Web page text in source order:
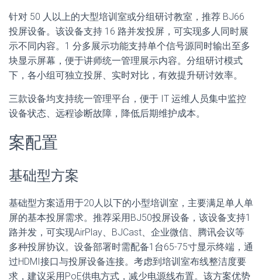
针对 50 人以上的大型培训室或分组研讨教室，推荐 BJ66
投屏设备。该设备支持 16 路并发投屏，可实现多人同时展
示不同内容。1 分多展示功能支持单个信号源同时输出至多
块显示屏幕，便于讲师统一管理展示内容。分组研讨模式
下，各小组可独立投屏、实时对比，有效提升研讨效率。
三款设备均支持统一管理平台，便于 IT 运维人员集中监控
设备状态、远程诊断故障，降低后期维护成本。
案配置
基础型方案
基础型方案适用于20人以下的小型培训室，主要满足单人单
屏的基本投屏需求。推荐采用BJ50投屏设备，该设备支持1
路并发，可实现AirPlay、BJCast、企业微信、腾讯会议等
多种投屏协议。设备部署时需配备1台65-75寸显示终端，通
过HDMI接口与投屏设备连接。考虑到培训室布线整洁度要
求，建议采用PoE供电方式，减少电源线布置。该方案优势